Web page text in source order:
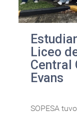
Liceo
Central
Evans
SOPESA